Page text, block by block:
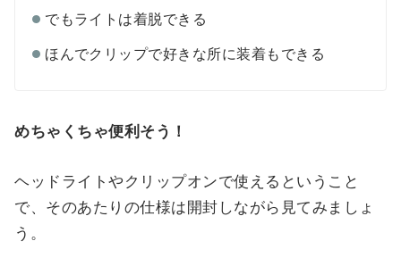
でもライトは着脱できる
ほんでクリップで好きな所に装着もできる
めちゃくちゃ便利そう！
ヘッドライトやクリップオンで使えるということ
で、そのあたりの仕様は開封しながら見てみましょ
う。